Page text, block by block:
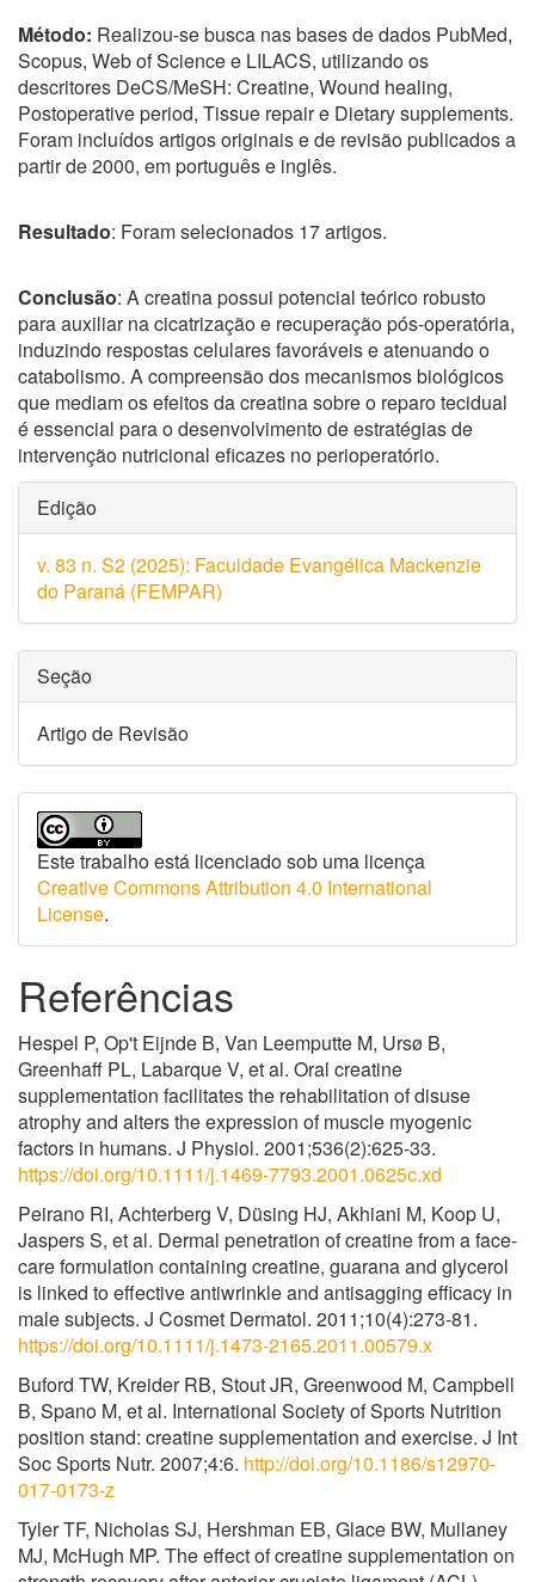
Método: Realizou-se busca nas bases de dados PubMed,
Scopus, Web of Science e LILACS, utilizando os
descritores DeCS/MeSH: Creatine, Wound healing,
Postoperative period, Tissue repair e Dietary supplements.
Foram incluídos artigos originais e de revisão publicados a
partir de 2000, em português e inglês.
Resultado: Foram selecionados 17 artigos.
Conclusão: A creatina possui potencial teórico robusto
para auxiliar na cicatrização e recuperação pós-operatória,
induzindo respostas celulares favoráveis e atenuando o
catabolismo. A compreensão dos mecanismos biológicos
que mediam os efeitos da creatina sobre o reparo tecidual
é essencial para o desenvolvimento de estratégias de
intervenção nutricional eficazes no perioperatório.
Detalhes
do
artigo
Edição
v. 83 n. S2 (2025): Faculdade Evangélica Mackenzie
do Paraná (FEMPAR)
Seção
Artigo de Revisão
Este trabalho está licenciado sob uma licença
Creative Commons Attribution 4.0 International
License.
Referências
Hespel P, Op't Eijnde B, Van Leemputte M, Ursø B,
Greenhaff PL, Labarque V, et al. Oral creatine
supplementation facilitates the rehabilitation of disuse
atrophy and alters the expression of muscle myogenic
factors in humans. J Physiol. 2001;536(2):625-33.
https://doi.org/10.1111/j.1469-7793.2001.0625c.xd
Peirano RI, Achterberg V, Düsing HJ, Akhiani M, Koop U,
Jaspers S, et al. Dermal penetration of creatine from a face-
care formulation containing creatine, guarana and glycerol
is linked to effective antiwrinkle and antisagging efficacy in
male subjects. J Cosmet Dermatol. 2011;10(4):273-81.
https://doi.org/10.1111/j.1473-2165.2011.00579.x
Buford TW, Kreider RB, Stout JR, Greenwood M, Campbell
B, Spano M, et al. International Society of Sports Nutrition
position stand: creatine supplementation and exercise. J Int
Soc Sports Nutr. 2007;4:6. http://doi.org/10.1186/s12970-
017-0173-z
Tyler TF, Nicholas SJ, Hershman EB, Glace BW, Mullaney
MJ, McHugh MP. The effect of creatine supplementation on